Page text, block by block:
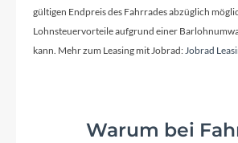
2 Klemmen befestigter Lenker +/-
Bauweise zur Anpassung der
Hardtail
gültigen Endpreis des Fahrrades abzüglich
Lohnsteuervorteile aufgrund einer
kann. Mehr zum Leasing mit Jobrad:Jobrad
Warum bei